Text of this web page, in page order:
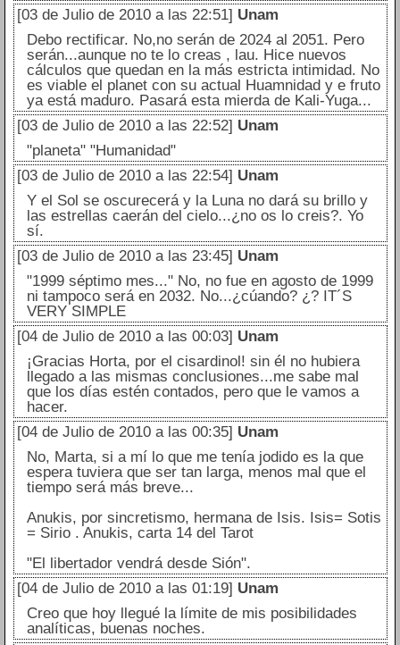
[03 de Julio de 2010 a las 22:51] Unam
Debo rectificar. No,no serán de 2024 al 2051. Pero
serán...aunque no te lo creas , lau. Hice nuevos
cálculos que quedan en la más estricta intimidad. No
es viable el planet con su actual Huamnidad y e fruto
ya está maduro. Pasará esta mierda de Kali-Yuga...
[03 de Julio de 2010 a las 22:52] Unam
"planeta" "Humanidad"
[03 de Julio de 2010 a las 22:54] Unam
Y el Sol se oscurecerá y la Luna no dará su brillo y
las estrellas caerán del cielo...¿no os lo creis?. Yo
sí.
[03 de Julio de 2010 a las 23:45] Unam
"1999 séptimo mes..." No, no fue en agosto de 1999
ni tampoco será en 2032. No...¿cúando? ¿? IT´S
VERY SIMPLE
[04 de Julio de 2010 a las 00:03] Unam
¡Gracias Horta, por el cisardinol! sin él no hubiera
llegado a las mismas conclusiones...me sabe mal
que los días estén contados, pero que le vamos a
hacer.
[04 de Julio de 2010 a las 00:35] Unam
No, Marta, si a mí lo que me tenía jodido es la que
espera tuviera que ser tan larga, menos mal que el
tiempo será más breve...
Anukis, por sincretismo, hermana de Isis. Isis= Sotis
= Sirio . Anukis, carta 14 del Tarot
"El libertador vendrá desde Sión".
[04 de Julio de 2010 a las 01:19] Unam
Creo que hoy llegué la límite de mis posibilidades
analíticas, buenas noches.